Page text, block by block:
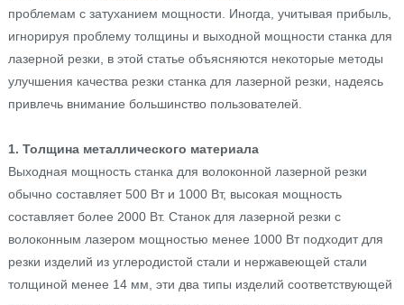
проблемам с затуханием мощности. Иногда, учитывая прибыль,
игнорируя проблему толщины и выходной мощности станка для
лазерной резки, в этой статье объясняются некоторые методы
улучшения качества резки станка для лазерной резки, надеясь
привлечь внимание большинство пользователей.
1. Толщина металлического материала
Выходная мощность станка для волоконной лазерной резки
обычно составляет 500 Вт и 1000 Вт, высокая мощность
составляет более 2000 Вт. Станок для лазерной резки с
волоконным лазером мощностью менее 1000 Вт подходит для
резки изделий из углеродистой стали и нержавеющей стали
толщиной менее 14 мм, эти два типы изделий соответствующей